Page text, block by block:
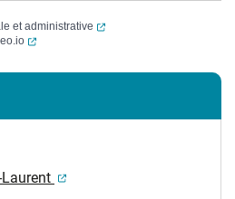
et administrative
(ouverture dans un
(ouverture dans un nouvel onglet)
(ouverture dans un